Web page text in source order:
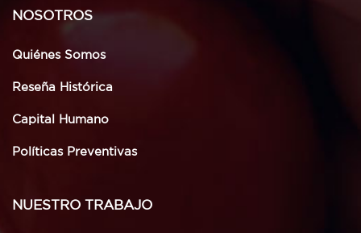
NOSOTROS
Quiénes Somos
Reseña Histórica
Capital Humano
Políticas Preventivas
NUESTRO TRABAJO